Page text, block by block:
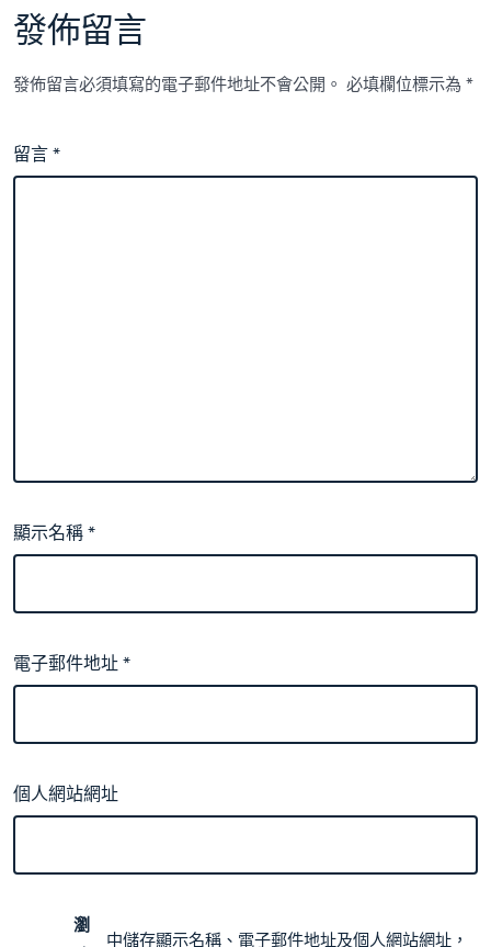
發佈留言
發佈留言必須填寫的電子郵件地址不會公開。 必填欄位標示為*
留言*
顯示名稱*
電子郵件地址*
個人網站網址
瀏
中儲存顯示名稱、電子郵件地址及個人網站網址，